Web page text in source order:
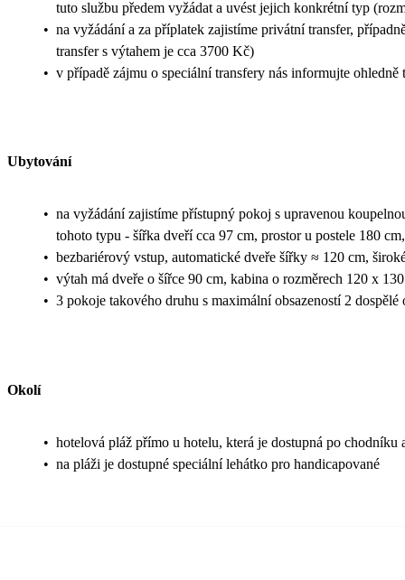
tuto službu předem vyžádat a uvést jejich konkrétní typ
• na vyžádání a za příplatek zajistíme privátní transfer,
transfer s výtahem je cca 3700 Kč)
• v případě zájmu o speciální transfery nás informujte
Ubytování
• na vyžádání zajistíme přístupný pokoj s upravenou
tohoto typu - šířka dveří cca 97 cm, prostor u postele 180
• bezbariérový vstup, automatické dveře šířky ≈ 120 cm,
• výtah má dveře o šířce 90 cm, kabina o rozměrech 120 x
• 3 pokoje takového druhu s maximální obsazeností 2 dospělé
Okolí
• hotelová pláž přímo u hotelu, která je dostupná po chodníku
• na pláži je dostupné speciální lehátko pro handicapované